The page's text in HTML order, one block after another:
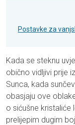
Postavke za
Kada se steknu
obično vidljivi prije
Sunca, kada
obasjaju ove
o sićušne
prelijepim dugim